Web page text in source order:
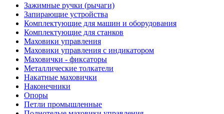
Зажимные ручки (рычаги)
Запирающие устройства
Комплектующие для машин и оборудования
Комплектующие для станков
Маховики управления
Маховики управления с индикатором
Маховички - фиксаторы
Металлические толкатели
Накатные маховички
Наконечники
Опоры
Петли промышленные